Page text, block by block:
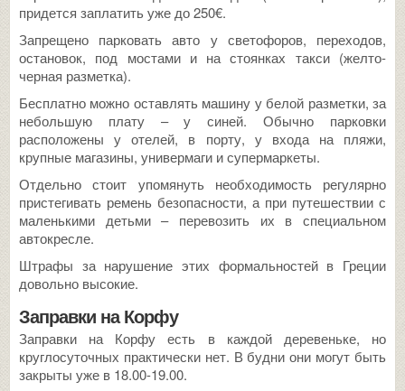
придется заплатить уже до 250€.
Запрещено парковать авто у светофоров, переходов,
остановок, под мостами и на стоянках такси (желто-
черная разметка).
Бесплатно можно оставлять машину у белой разметки, за
небольшую плату – у синей. Обычно парковки
расположены у отелей, в порту, у входа на пляжи,
крупные магазины, универмаги и супермаркеты.
Отдельно стоит упомянуть необходимость регулярно
пристегивать ремень безопасности, а при путешествии с
маленькими детьми – перевозить их в специальном
автокресле.
Штрафы за нарушение этих формальностей в Греции
довольно высокие.
Заправки на Корфу
Заправки на Корфу есть в каждой деревеньке, но
круглосуточных практически нет. В будни они могут быть
закрыты уже в 18.00-19.00.